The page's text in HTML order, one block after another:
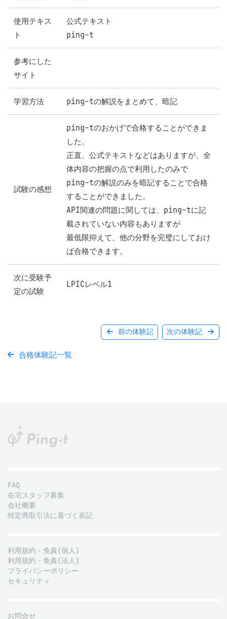
使用テキス
ト
公式テキスト
ping-t
参考にした
サイト
学習方法 ping-tの解説をまとめて、暗記
試験の感想
ping-tのおかげで合格することができま
した。
正直、公式テキストなどはありますが、全
体内容の把握の点で利用したのみで
ping-tの解説のみを暗記することで合格
することができました。
API関連の問題に関しては、ping-tに記
載されていない内容もありますが
最低限抑えて、他の分野を完璧にしておけ
ば合格できます。
次に受験予
定の試験
LPICレベル1
前の体験記 次の体験記
合格体験記一覧
FAQ
在宅スタッフ募集
会社概要
特定商取引法に基づく表記
利用規約・免責(個人)
利用規約・免責(法人)
プライバシーポリシー
セキュリティ
お問合せ